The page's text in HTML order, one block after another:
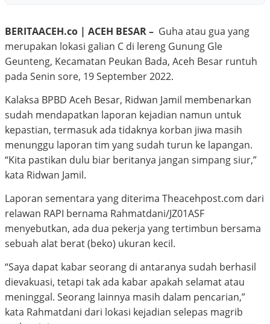
BERITAACEH.co | ACEH BESAR – Guha atau gua yang
merupakan lokasi galian C di lereng Gunung Gle
Geunteng, Kecamatan Peukan Bada, Aceh Besar runtuh
pada Senin sore, 19 September 2022.
Kalaksa BPBD Aceh Besar, Ridwan Jamil membenarkan
sudah mendapatkan laporan kejadian namun untuk
kepastian, termasuk ada tidaknya korban jiwa masih
menunggu laporan tim yang sudah turun ke lapangan.
“Kita pastikan dulu biar beritanya jangan simpang siur,”
kata Ridwan Jamil.
Laporan sementara yang diterima Theacehpost.com dari
relawan RAPI bernama Rahmatdani/JZ01ASF
menyebutkan, ada dua pekerja yang tertimbun bersama
sebuah alat berat (beko) ukuran kecil.
“Saya dapat kabar seorang di antaranya sudah berhasil
dievakuasi, tetapi tak ada kabar apakah selamat atau
meninggal. Seorang lainnya masih dalam pencarian,”
kata Rahmatdani dari lokasi kejadian selepas magrib